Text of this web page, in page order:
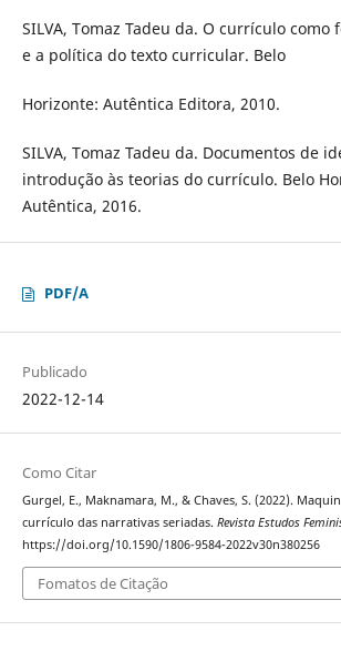
SILVA, Tomaz Tadeu da. O currículo como
e a política do texto curricular. Belo
Horizonte: Autêntica Editora, 2010.
SILVA, Tomaz Tadeu da. Documentos de
introdução às teorias do currículo. Belo
Autêntica, 2016.
PDF/A
Publicado
2022-12-14
Como Citar
Gurgel, E., Maknamara, M., & Chaves, S. (2022).
currículo das narrativas seriadas. Revista Estudos
https://doi.org/10.1590/1806-9584-2022v30n380256
Fomatos de Citação